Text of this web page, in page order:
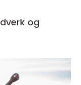
og